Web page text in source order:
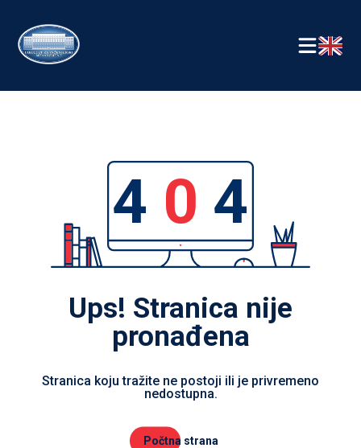
4 0 4
Ups! Stranica nije
pronađena
Stranica koju tražite ne postoji ili je privremeno
nedostupna.
Počtna strana